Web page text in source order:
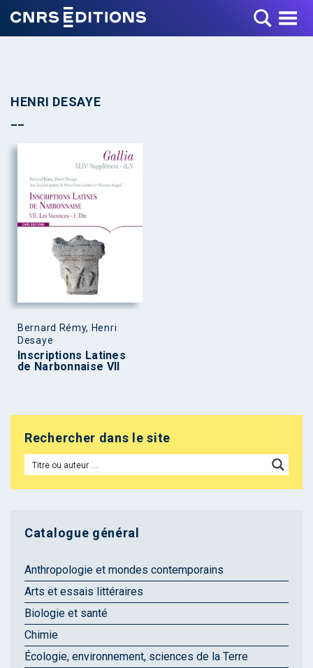
Toggle Menu
HENRI DESAYE
Bernard Rémy, Henri
Desaye
Inscriptions Latines
de Narbonnaise VII
Rechercher dans le site
Catalogue général
Anthropologie et mondes contemporains
Arts et essais littéraires
Biologie et santé
Chimie
Écologie, environnement, sciences de la Terre